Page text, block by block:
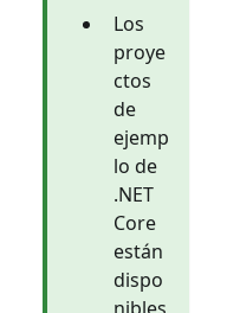
Los
proye
ctos
de
ejemp
lo de
.NET
Core
están
dispo